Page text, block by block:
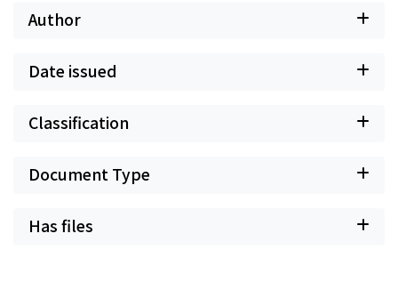
Author
Date issued
Classification
Document Type
Has files